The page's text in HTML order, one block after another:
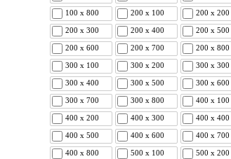
100 x 800 200 x 100 200 x 200
200 x 300 200 x 400 200 x 500
200 x 600 200 x 700 200 x 800
300 x 100 300 x 200 300 x 300
300 x 400 300 x 500 300 x 600
300 x 700 300 x 800 400 x 100
400 x 200 400 x 300 400 x 400
400 x 500 400 x 600 400 x 700
400 x 800 500 x 100 500 x 200